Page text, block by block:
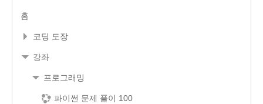
홈
코딩 도장
강좌
프로그래밍
파이썬 문제 풀이 100